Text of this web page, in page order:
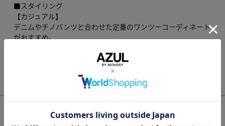
■スタイリング
【カジュアル】
デニムやチノパンツと合わせた定番のワンツーコーディネート
がおすすめ。
テーラードジャケットやシャツのインナーとして取り入れれ
ば、顔まわりをすっきりとした印象に。
ジャケットの襟元からロゴをチラ見せする着こなしもおすすめ
です。
【レイヤード】
長袖カットソーやシャツとの重ね着で季節感を演出。
もっと見る
アイテムサイズ